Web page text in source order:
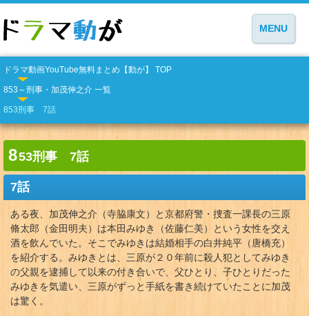
MENU
ドラマ動画YouTube無料まとめ【動が】 TOP
853～刑事・加茂伸之介 一覧
853刑事 7話
853刑事 7話
7話
ある夜、加茂伸之介（寺脇康文）と京都府警・捜査一課長の三原
脩太郎（金田明夫）は本田みゆき（佐藤仁美）という女性を交え
酒を飲んでいた。そこでみゆきは結婚相手の白井純平（唐橋充）
を紹介する。みゆきとは、三原が２０年前に殺人犯としてみゆき
の父親を逮捕して以来の付き合いで、父ひとり、子ひとりだった
みゆきを気遣い、三原がずっと手紙を書き続けていたことに加茂
は驚く。